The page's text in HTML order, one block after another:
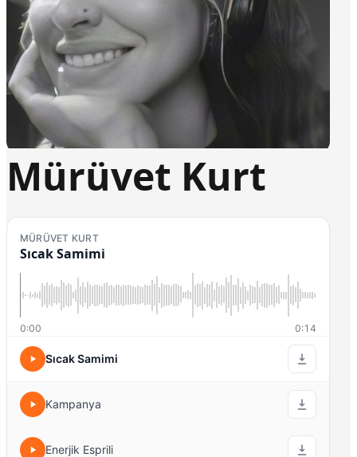
Mürüvet Kurt
MÜRÜVET KURT
Sıcak Samimi
0:00 0:14
Sıcak Samimi
Kampanya
Enerjik Esprili